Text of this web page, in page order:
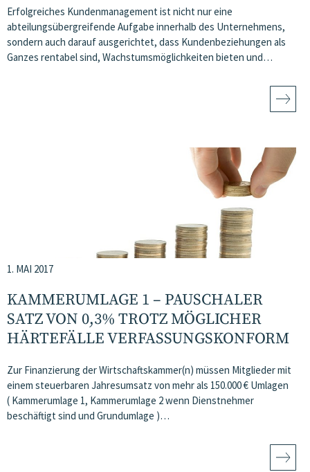
Erfolgreiches Kundenmanagement ist nicht nur eine
abteilungsübergreifende Aufgabe innerhalb des Unternehmens,
sondern auch darauf ausgerichtet, dass Kundenbeziehungen als
Ganzes rentabel sind, Wachstumsmöglichkeiten bieten und…
1. MAI 2017
KAMMERUMLAGE 1 – PAUSCHALER
SATZ VON 0,3% TROTZ MÖGLICHER
HÄRTEFÄLLE VERFASSUNGSKONFORM
Zur Finanzierung der Wirtschaftskammer(n) müssen Mitglieder mit
einem steuerbaren Jahresumsatz von mehr als 150.000 € Umlagen
( Kammerumlage 1, Kammerumlage 2 wenn Dienstnehmer
beschäftigt sind und Grundumlage )…